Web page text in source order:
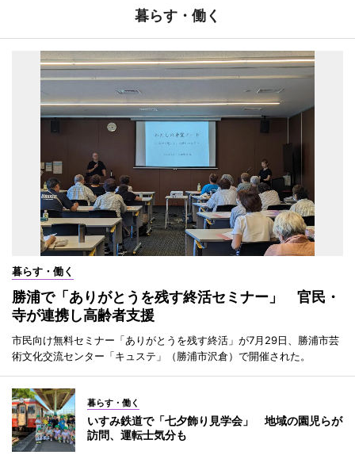
暮らす・働く
暮らす・働く
勝浦で「ありがとうを残す終活セミナー」 官民・
寺が連携し高齢者支援
市民向け無料セミナー「ありがとうを残す終活」が7月29日、勝浦市芸
術文化交流センター「キュステ」（勝浦市沢倉）で開催された。
暮らす・働く
いすみ鉄道で「七夕飾り見学会」 地域の園児らが
訪問、運転士気分も